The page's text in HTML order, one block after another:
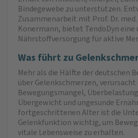
Bindegewebe zu unterstützen.
Zusammenarbeit mit Prof. Dr.
Konermann, bietet TendoDyn eine
Nährstoffversorgung für aktive
Was führt zu
Mehr als die Hälfte der deutschen
über Gelenkschmerzen,
Bewegungsmangel,
Übergewicht und ungesunde
fortgeschrittenen Alter ist die
Gelenkfunktion wichtig, um
vitale Lebensweise zu erhalten.